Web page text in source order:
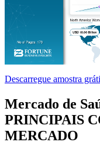
Descarregue amostra
Mercado de
PRINCIPAIS
MERCADO